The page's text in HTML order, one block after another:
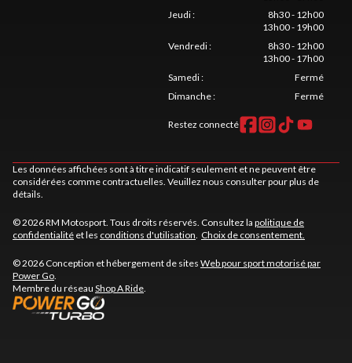
Jeudi:
8h30 - 12h00
13h00 - 19h00
Vendredi:
8h30 - 12h00
13h00 - 17h00
Samedi:
Fermé
Dimanche: Fermé
Restez connecté
Les données affichées sont à titre indicatif seulement et ne peuvent être
considérées comme contractuelles. Veuillez nous consulter pour plus de
détails.
© 2026 RM Motosport. Tous droits réservés. Consultez la politique de
confidentialité et les conditions d'utilisation. Choix de consentement.
© 2026 Conception et hébergement de sites Web pour sport motorisé par
Power Go.
Membre du réseau Shop A Ride.